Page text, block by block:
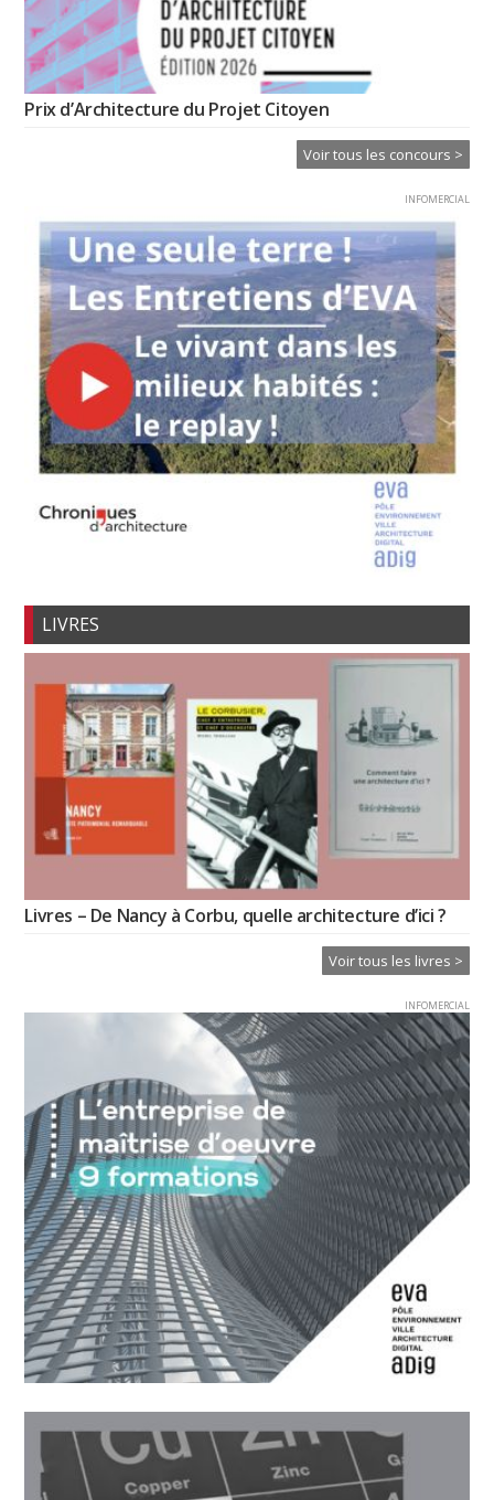
Prix d’Architecture du Projet Citoyen
Voir tous les concours >
INFOMERCIAL
LIVRES
Livres – De Nancy à Corbu, quelle architecture d’ici ?
Voir tous les livres >
INFOMERCIAL